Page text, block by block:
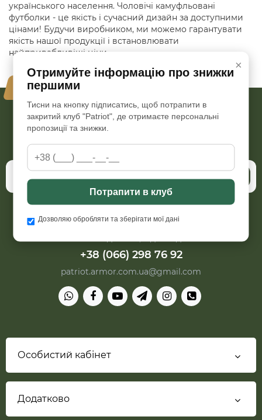
українського населення. Чоловічі камуфльовані
футболки - це якість і сучасний дизайн за доступними
цінами! Будучи виробником, ми можемо гарантувати
якість нашої продукції і встановлювати
найпривабливіші ціни.
×
Отримуйте інформацію про знижки
першими
Тисни на кнопку підписатись, щоб потрапити в
закритий клуб "Patriot", де отримаєте персональні
пропозиції та знижки.
Потрапити в клуб
Дозволяю обробляти та зберігати мої дані
Ваша безпека - наш пріорітет
Бажаєте бути в курсі всіх наших акцій та знижок?
Підпишіться на розсилку
Підписатись
Пн-Пт з 09:00 до 18:00
+38 (066) 298 76 92
patriot.armor.com.ua@gmail.com
Особистий кабінет
Додатково